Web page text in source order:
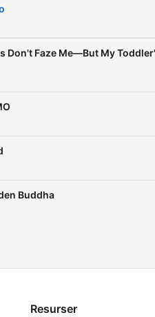
Don't Faze Me—But My
Buddha
Resurser